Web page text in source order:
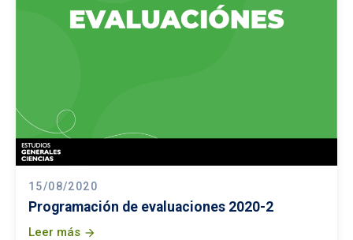
15/08/2020
Programación de evaluaciones 2020-2
Leer más arrow_forward